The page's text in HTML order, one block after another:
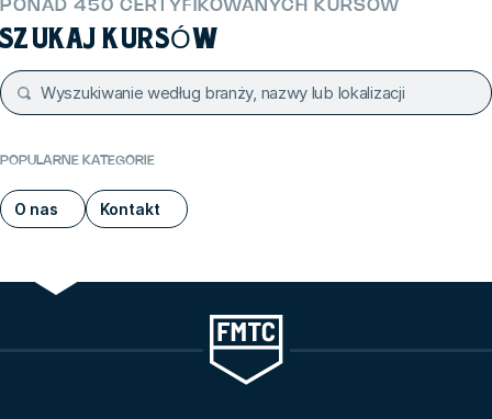
PONAD 450 CERTYFIKOWANYCH KURSÓW
SZUKAJ KURSÓW
POPULARNE KATEGORIE
O nas Kontakt